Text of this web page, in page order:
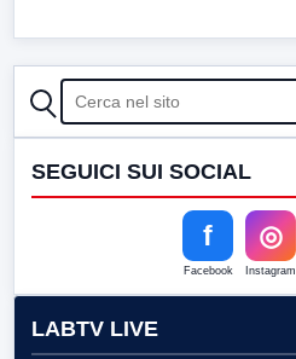
CERCA
SEGUICI SUI SOCIAL
f
Facebook
◎
Instagram
LABTV LIVE